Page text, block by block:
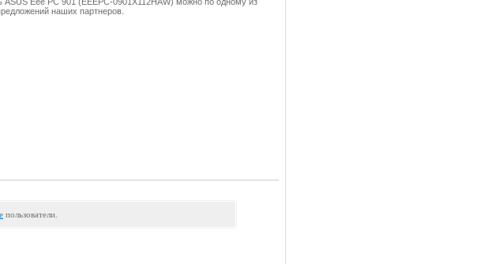
наших партнеров.
пользователи.